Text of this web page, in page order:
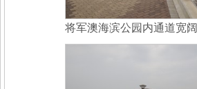
将军澳海滨公园内通道宽阔